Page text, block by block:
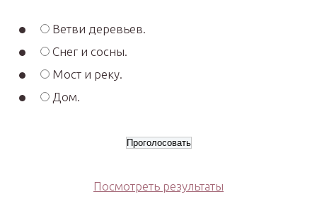
Ветви деревьев.
Снег и сосны.
Мост и реку.
Дом.
Посмотреть результаты